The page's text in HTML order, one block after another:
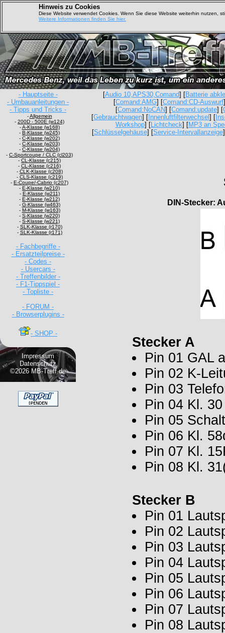
Hinweis zu Cookies
Diese Website verwendet Cookies. Wenn Sie diese Website weiterhin nutzen,
Weitere Informationen finden Sie hier.
- Hauptseite -
- Umbauanleitungen -
- Tipps und Tricks -
-Allgemein
- 200D - 500E (w124)
-A-Klasse (w168)
- B-Klasse (w245)
- C-Klasse (w202)
- C-Klasse (w203)
- C-Klasse (w204)
- C-Sportcoupe / CLC (cl203)
- CL-Klasse (c215)
- CL-Klasse (c216)
- CLK-Klasse (c208)
- CLS-Klasse (c219)
- E-Coupe/-Cabrio (c207)
- E-Klasse (w210)
- E-Klasse (w211)
- E-Klasse (w212)
- G-Klasse (w463)
- M-Klasse (w163)
- S-Klasse (w220)
- S-Klasse (w221)
- SLK-Klasse (r170)
- SLK-Klasse (r171)
- Fachbegriffe -
- Ersatzteilpreise -
- Codes -
- Usercars -
- Treffenbilder -
- F1-Tippspiel -
- Topliste -
- FORUM -
- Browserplugins -
- SHOP -
Impressum
Datenschutz
©2026 MB-Treff.de
[Audio 10,APS30,Comand] [Batterie
[Comand:AMG] [Comand:CD-Auswurf
[Comand:NoCAN] [Comand:update] [
[Gebrauchtwagen] [ Innenluftfilterwechsel ] [
Workshop] [Lichtcheck] [MP3 an
[Schlüsselgehäuse] [Service-Intervallanzeige
DIN-Stecker:
Stecker A
Pin 01 GAL
Pin 02 K-
Pin 03
Pin 04 Kl.
Pin 05
Pin 06 Kl.
Pin 07 Kl.
Pin 08 Kl.
Stecker B
Pin 01
Pin 02
Pin 03
Pin 04
Pin 05
Pin 06
Pin 07
Pin 08